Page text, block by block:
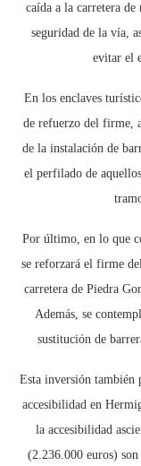
caída a la carretera
seguridad de la vía,
evitar el
En los enclaves
de refuerzo del firme,
de la instalación de
el perfilado de
Por último, en lo que
se reforzará el firme
carretera de Piedra
Además, se
sustitución de
Esta inversión también
accesibilidad en
la accesibilidad
(2.236.000 euros)